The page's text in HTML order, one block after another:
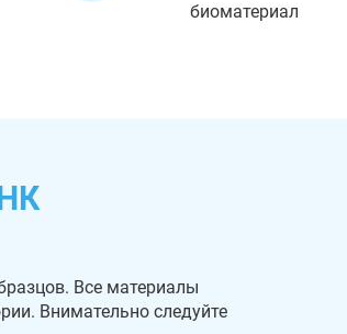
биоматериал
Все материалы
Внимательно следуйте